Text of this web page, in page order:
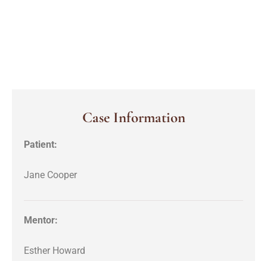
Case Information
Patient:
Jane Cooper
Mentor:
Esther Howard